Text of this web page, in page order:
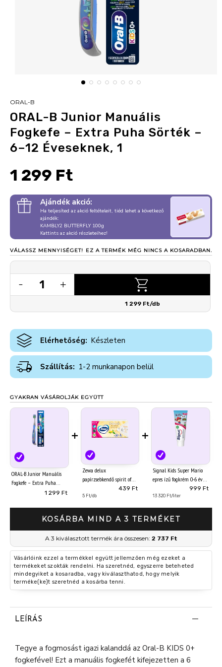
ORAL-B
ORAL-B Junior Manuális
Fogkefe – Extra Puha Sörték –
6–12 Éveseknek, 1
1 299 Ft
Ajándék akció:
Ha teljesíted az akció feltételeit, tiéd lehet a következő
ajándék:
KAMBLY2 BUTTERFLY 100g
Kattints az akció részleteihez!
VÁLASSZ MENNYISÉGET! EZ A TERMÉK MÉG NINCS A KOSARADBAN.
- 1 +
1 299 Ft/db
Elérhetőség: Készleten
Szállítás: 1-2 munkanapon belül
GYAKRAN VÁSÁROLJÁK EGYÜTT
ORAL-B Junior Manuális
Fogkefe – Extra Puha
Sörték – 6–12 Éveseknek,
1 299 Ft
+
Zewa delux
papírzsebkendő spirit of
tea 3 rétegű 90 db439 Ft
5 Ft/db
+
Signal Kids Super Mario
epres ízű fogkrém 0-6 év
999 Ft
13 320 Ft/liter
KOSÁRBA MIND A 3 TERMÉKET
A 3 kiválasztott termék ára összesen: 2 737 Ft
Vásárlóink ezzel a termékkel együtt jellemzően még ezeket a
termékeket szokták rendelni. Ha szeretnéd, egyszerre beteheted
mindegyiket a kosaradba, vagy kiválaszthatod, hogy melyik
terméke(ke)t szeretnéd a kosárba tenni.
LEÍRÁS
Tegye a fogmosást igazi kalanddá az Oral-B KIDS 0+
fogkefével! Ezt a manuális fogkefét kifejezetten a 6